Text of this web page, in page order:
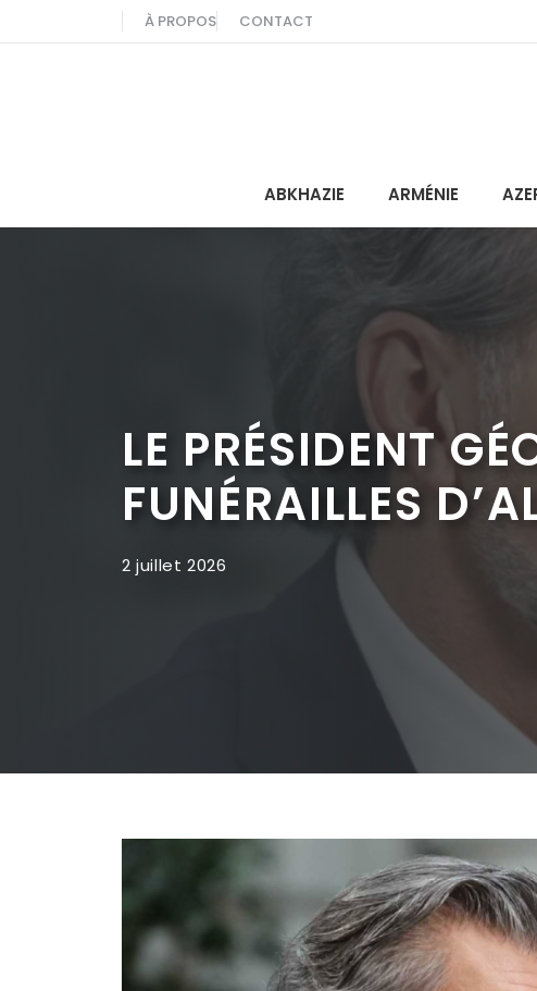
au
À PROPOS CONTACT
ABKHAZIE ARMÉNIE
LE PRÉSIDENT
FUNÉRAILLES
2 juillet 2026